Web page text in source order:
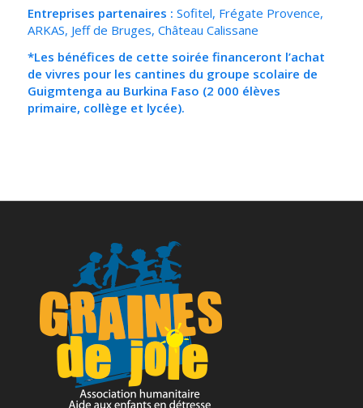
Entreprises partenaires : Sofitel, Frégate Provence,
ARKAS, Jeff de Bruges, Château Calissane
*Les bénéfices de cette soirée financeront l’achat
de vivres pour les cantines du groupe scolaire de
Guigmtenga au Burkina Faso (2 000 élèves
primaire, collège et lycée).